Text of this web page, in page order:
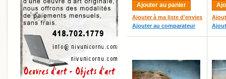
Ajouter au panier
Ajouter à ma liste d'envies
Ajouter au comparateur